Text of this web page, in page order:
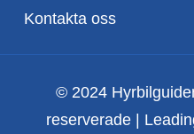
Kontakta oss
© 2024
reserverade |